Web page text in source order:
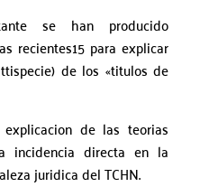
se han producido
recientes15 para explicar
de los «titulos de
de las teorias
incidencia directa en la
juridica del TCHN.